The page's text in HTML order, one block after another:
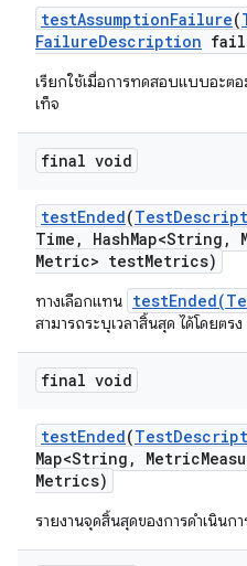
testAssumptionFailure(
FailureDescription
เรียกใช้เมื่อการทดสอบแบบอะต
เท็จ
final void
testEnded(Test
Time , HashMap<String ,
Metric> testMetrics)
ทางเลือกแทน
สามารถระบุเวลาสิ้นสุด ได้โดยตรง
final void
testEnded(Test
Map<String , Metric
Metrics)
รายงานจุดสิ้นสุดของการดำเนิน